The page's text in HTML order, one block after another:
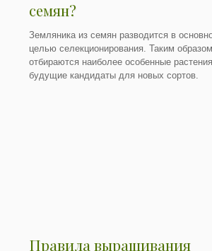
семян?
Земляника из семян разводится в
целью селекционирования. Таким
отбираются наиболее особенные
будущие кандидаты для новых сортов.
Правила выращивания